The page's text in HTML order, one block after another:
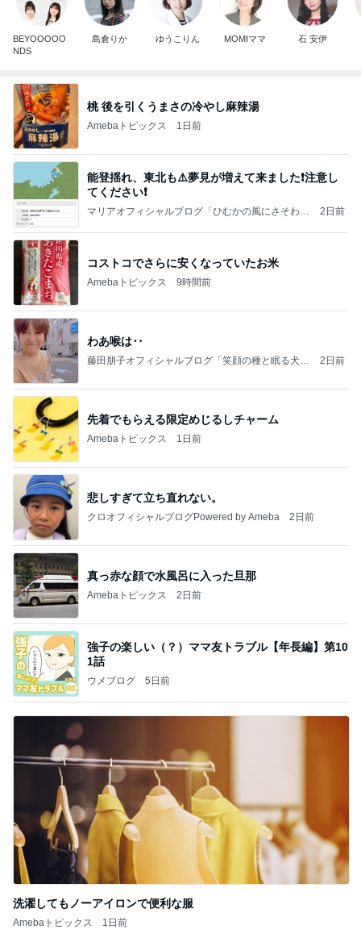
BEYOOOOO
NDS
島倉りか ゆうこりん MOMIママ 石 安伊
桃 後を引くうまさの冷やし麻辣湯
Amebaトピックス 1日前
能登揺れ、東北も⚠️夢見が増えて来ました❗️注意し
てください❗️
マリアオフィシャルブログ「ひむかの風にさそわれ
2日前
コストコでさらに安くなっていたお米
Amebaトピックス 9時間前
わあ喉は‥
藤田朋子オフィシャルブログ「笑顔の種と眠る犬」
2日前
先着でもらえる限定めじるしチャーム
Amebaトピックス 1日前
悲しすぎて立ち直れない。
クロオフィシャルブログPowered by Ameba 2日前
真っ赤な顔で水風呂に入った旦那
Amebaトピックス 2日前
強子の楽しい（？）ママ友トラブル【年長編】第10
1話
ウメブログ 5日前
洗濯してもノーアイロンで便利な服
Amebaトピックス 1日前